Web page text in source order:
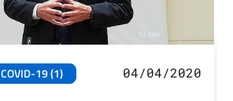
COVID-19 (1) 04/04/2020